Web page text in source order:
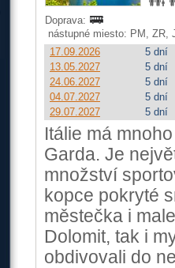
Doprava:
nástupné miesto: PM, ZR,
17.09.2026
5 dní
13.05.2027
5 dní
24.06.2027
5 dní
04.07.2027
5 dní
29.07.2027
5 dní
Itálie má
Garda. Je
množství
kopce pokryté
městečka i
Dolomit, tak i
obdivovali do